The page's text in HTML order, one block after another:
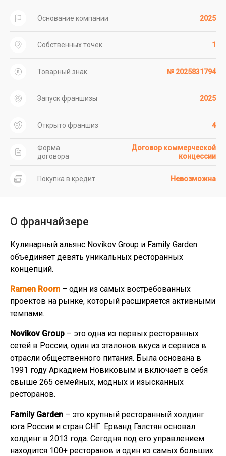
Основание компании 2025
Собственных точек 1
Товарный знак № 2025831794
Запуск франшизы 2025
Открыто франшиз 4
Форма
договора
Договор коммерческой
концессии
Покупка в кредит Невозможна
О франчайзере
Кулинарный альянс Novikov Group и Family Garden
объединяет девять уникальных ресторанных
концепций.
Ramen Room – один из самых востребованных
проектов на рынке, который расширяется активными
темпами.
Novikov Group – это одна из первых ресторанных
сетей в России, один из эталонов вкуса и сервиса в
отрасли общественного питания. Была основана в
1991 году Аркадием Новиковым и включает в себя
свыше 265 семейных, модных и изысканных
ресторанов.
Family Garden – это крупный ресторанный холдинг
юга России и стран СНГ. Ерванд Галстян основал
холдинг в 2013 года. Сегодня под его управлением
находится 100+ ресторанов и один из самых больших